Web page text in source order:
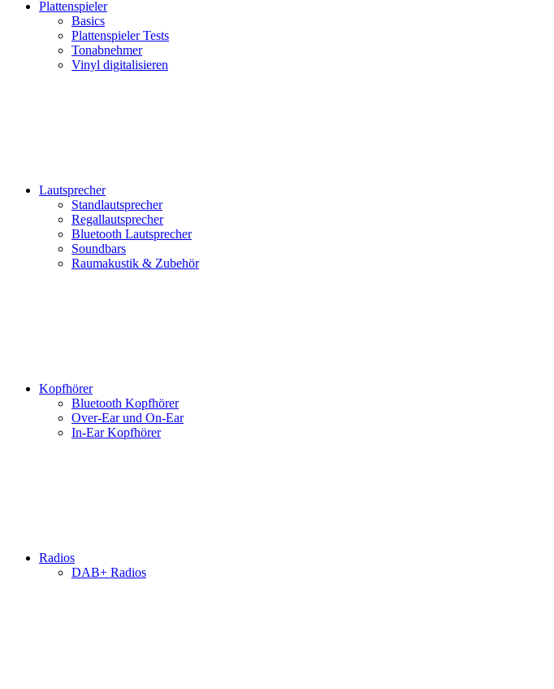
Plattenspieler
Basics
Plattenspieler Tests
Tonabnehmer
Vinyl digitalisieren
Lautsprecher
Standlautsprecher
Regallautsprecher
Bluetooth Lautsprecher
Soundbars
Raumakustik & Zubehör
Kopfhörer
Bluetooth Kopfhörer
Over-Ear und On-Ear
In-Ear Kopfhörer
Radios
DAB+ Radios